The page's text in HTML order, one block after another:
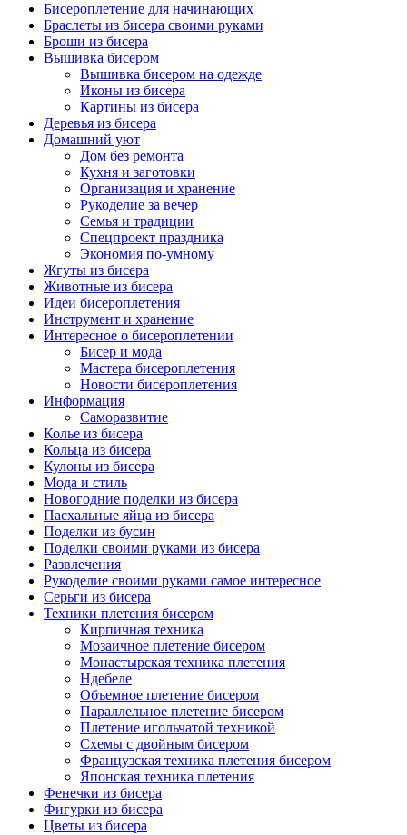
Бисероплетение для начинающих
Браслеты из бисера своими руками
Броши из бисера
Вышивка бисером
Вышивка бисером на одежде
Иконы из бисера
Картины из бисера
Деревья из бисера
Домашний уют
Дом без ремонта
Кухня и заготовки
Организация и хранение
Рукоделие за вечер
Семья и традиции
Спецпроект праздника
Экономия по-умному
Жгуты из бисера
Животные из бисера
Идеи бисероплетения
Инструмент и хранение
Интересное о бисероплетении
Бисер и мода
Мастера бисероплетения
Новости бисероплетения
Информация
Саморазвитие
Колье из бисера
Кольца из бисера
Кулоны из бисера
Мода и стиль
Новогодние поделки из бисера
Пасхальные яйца из бисера
Поделки из бусин
Поделки своими руками из бисера
Развлечения
Рукоделие своими руками самое интересное
Серьги из бисера
Техники плетения бисером
Кирпичная техника
Мозаичное плетение бисером
Монастырская техника плетения
Ндебеле
Объемное плетение бисером
Параллельное плетение бисером
Плетение игольчатой техникой
Схемы с двойным бисером
Французская техника плетения бисером
Японская техника плетения
Фенечки из бисера
Фигурки из бисера
Цветы из бисера